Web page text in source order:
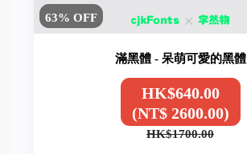
63% OFF
滿黑體 - 呆萌可愛的黑體
HK$640.00
(NT$ 2600.00)
HK$1700.00